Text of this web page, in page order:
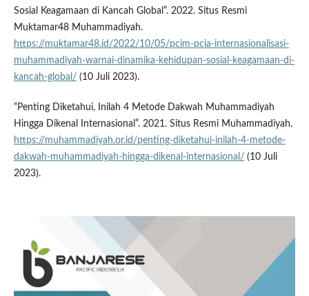
Sosial Keagamaan di Kancah Global”. 2022. Situs Resmi
Muktamar48 Muhammadiyah.
https://muktamar48.id/2022/10/05/pcim-pcia-internasionalisasi-
muhammadiyah-warnai-dinamika-kehidupan-sosial-keagamaan-di-
kancah-global/(10 Juli 2023).
“Penting Diketahui, Inilah 4 Metode Dakwah Muhammadiyah
Hingga Dikenal Internasional”. 2021. Situs Resmi Muhammadiyah.
https://muhammadiyah.or.id/penting-diketahui-inilah-4-metode-
dakwah-muhammadiyah-hingga-dikenal-internasional/(10 Juli
2023).